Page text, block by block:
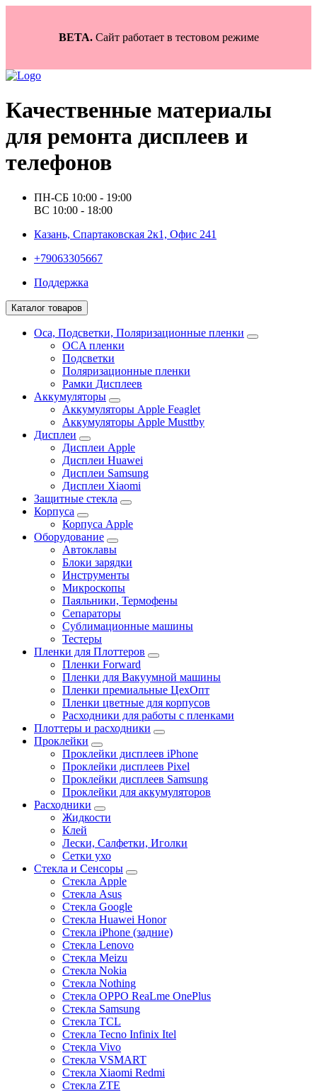
BETA.Сайт работает в тестовом режиме
Качественные материалы
для ремонта дисплеев и
телефонов
ПН-СБ 10:00 - 19:00
ВС 10:00 - 18:00
Казань, Спартаковская 2к1, Офис 241
+79063305667
Поддержка
Каталог товаров
Oca, Подсветки, Поляризационные пленки
OCA пленки
Подсветки
Поляризационные пленки
Рамки Дисплеев
Аккумуляторы
Аккумуляторы Apple Feaglet
Аккумуляторы Apple Musttby
Дисплеи
Дисплеи Apple
Дисплеи Huawei
Дисплеи Samsung
Дисплеи Xiaomi
Защитные стекла
Корпуса
Корпуса Apple
Оборудование
Автоклавы
Блоки зарядки
Инструменты
Микроскопы
Паяльники, Термофены
Сепараторы
Сублимационные машины
Тестеры
Пленки для Плоттеров
Пленки Forward
Пленки для Вакуумной машины
Пленки премиальные ЦехОпт
Пленки цветные для корпусов
Расходники для работы с пленками
Плоттеры и расходники
Проклейки
Проклейки дисплеев iPhone
Проклейки дисплеев Pixel
Проклейки дисплеев Samsung
Проклейки для аккумуляторов
Расходники
Жидкости
Клей
Лески, Салфетки, Иголки
Сетки ухо
Стекла и Сенсоры
Стекла Apple
Стекла Asus
Стекла Google
Стекла Huawei Honor
Стекла iPhone (задние)
Стекла Lenovo
Стекла Meizu
Стекла Nokia
Стекла Nothing
Стекла OPPO ReaLme OnePlus
Стекла Samsung
Стекла TCL
Стекла Tecno Infinix Itel
Стекла Vivo
Стекла VSMART
Стекла Xiaomi Redmi
Стекла ZTE